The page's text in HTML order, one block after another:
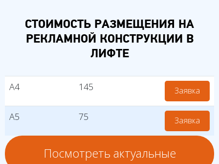
СТОИМОСТЬ РАЗМЕЩЕНИЯ НА
РЕКЛАМНОЙ КОНСТРУКЦИИ В
ЛИФТЕ
А4 145 Заявка
А5 75 Заявка
Посмотреть актуальные